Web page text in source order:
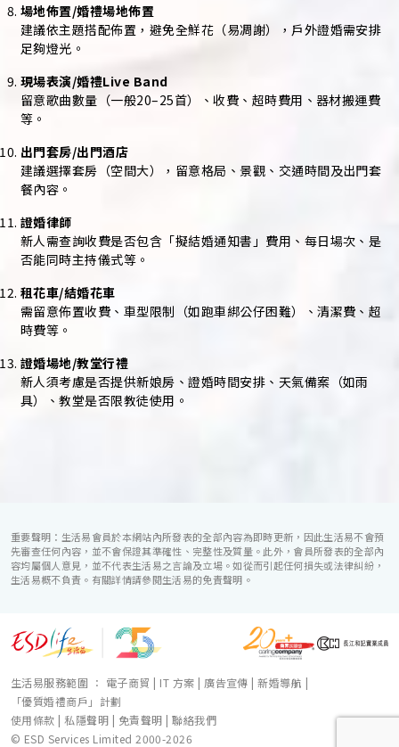
場地佈置/婚禮場地佈置
建議依主題搭配佈置，避免全鮮花（易凋謝），戶外證婚需安排
足夠燈光。
現場表演/婚禮Live Band
留意歌曲數量（一般20–25首）、收費、超時費用、器材搬運費
等。
出門套房/出門酒店
建議選擇套房（空間大），留意格局、景觀、交通時間及出門套
餐內容。
證婚律師
新人需查詢收費是否包含「擬結婚通知書」費用、每日場次、是
否能同時主持儀式等。
租花車/結婚花車
需留意佈置收費、車型限制（如跑車綁公仔困難）、清潔費、超
時費等。
證婚場地/教堂行禮
新人須考慮是否提供新娘房、證婚時間安排、天氣備案（如雨
具）、教堂是否限教徒使用。
重要聲明：生活易會員於本網站內所發表的全部內容為即時更新，因此生活易不會預
先審查任何內容，並不會保證其準確性、完整性及質量。此外，會員所發表的全部內
容均屬個人意見，並不代表生活易之言論及立場。如從而引起任何損失或法律糾紛，
生活易概不負責。有關詳情請參閱生活易的免責聲明。
生活易服務範圍 ： 電子商貿 | IT 方案 | 廣告宣傳 |新婚導航 |
「優質婚禮商戶」計劃
使用條款 |私隱聲明 | 免責聲明 |聯絡我們
© ESD Services Limited 2000-2026